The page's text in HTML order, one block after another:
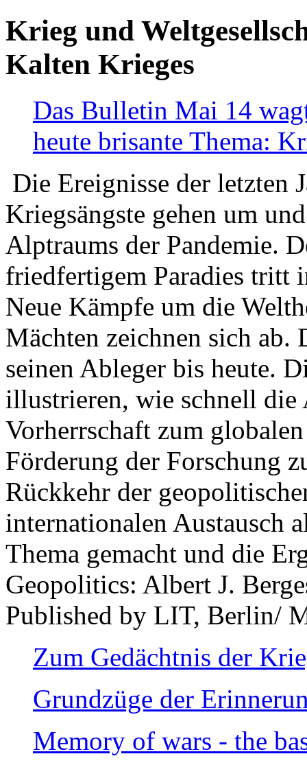
Krieg und
Kalten Krieges
Das Bulletin Mai 14
heute brisante Thema:
Die Ereignisse der letzten
Kriegsängste gehen um
Alptraums der Pandemie.
friedfertigem Paradies tritt
Neue Kämpfe um die
Mächten zeichnen sich
seinen Ableger bis heute.
illustrieren, wie schnell die
Vorherrschaft zum
Förderung der Forschung
Rückkehr der
internationalen Austausch
Thema gemacht und die
Geopolitics: Albert J.
Published by LIT, Berlin/
Zum Gedächtnis der
Grundzüge der
Memory of wars - the